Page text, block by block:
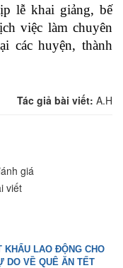
lễ khai giảng, bế
việc làm chuyên
các huyện, thành
Tác giả bài viết: A.H
giá
viết
KHẨU LAO ĐỘNG CHO
DO VỀ QUÊ ĂN TẾT